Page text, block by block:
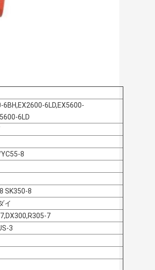
6BH,EX2600-6LD,EX5600-
6LD
8
SK350-8
イ
7
3